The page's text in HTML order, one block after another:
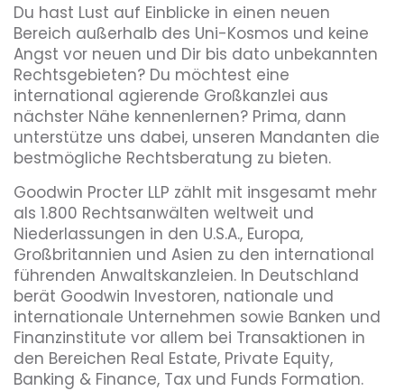
Du hast Lust auf Einblicke in einen neuen
Bereich außerhalb des Uni-Kosmos und keine
Angst vor neuen und Dir bis dato unbekannten
Rechtsgebieten? Du möchtest eine
international agierende Großkanzlei aus
nächster Nähe kennenlernen? Prima, dann
unterstütze uns dabei, unseren Mandanten die
bestmögliche Rechtsberatung zu bieten.
Goodwin Procter LLP zählt mit insgesamt mehr
als 1.800 Rechtsanwälten weltweit und
Niederlassungen in den U.S.A., Europa,
Großbritannien und Asien zu den international
führenden Anwaltskanzleien. In Deutschland
berät Goodwin Investoren, nationale und
internationale Unternehmen sowie Banken und
Finanzinstitute vor allem bei Transaktionen in
den Bereichen Real Estate, Private Equity,
Banking & Finance, Tax und Funds Formation.